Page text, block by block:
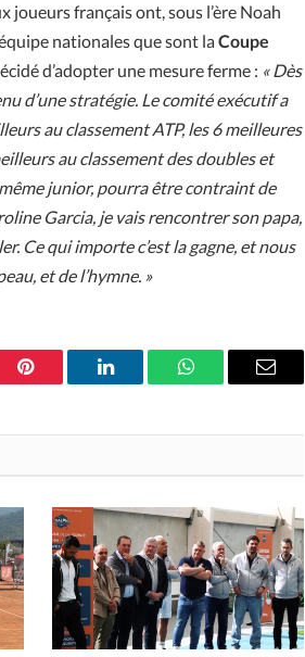
joueurs français ont, sous l’ère Noah
nationales que sont laCoupe
d’adopter une mesure ferme : « Dès
d’une stratégie. Le comité exécutif a
au classement ATP, les 6 meilleures
au classement des doubles et
junior, pourra être contraint de
Garcia, je vais rencontrer son papa,
Ce qui importe c’est la gagne, et nous
et de l’hymne. »
Pinterest LinkedIn WhatsAppEmail